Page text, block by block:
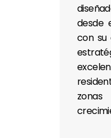
desde
con su